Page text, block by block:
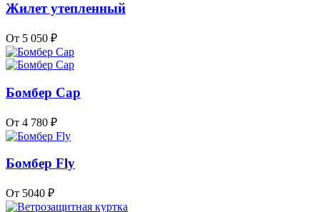
Жилет утепленный
От 5 050 ₽
Бомбер Cap
От 4 780 ₽
Бомбер Fly
От 5040 ₽